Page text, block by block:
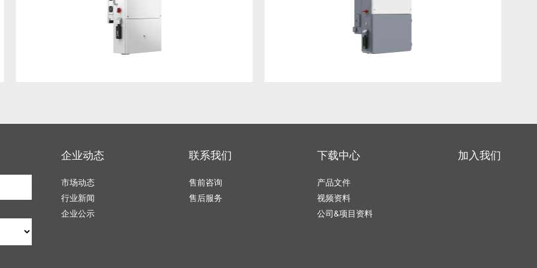
企业动态
市场动态
行业新闻
企业公示
联系我们
售前咨询
售后服务
下载中心
产品文件
视频资料
公司&项目资料
加入我们